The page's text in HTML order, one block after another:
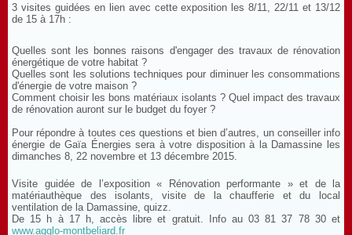
3 visites guidées en lien avec cette exposition les 8/11, 22/11 et 13/12
de 15 à 17h :
Quelles sont les bonnes raisons d'engager des travaux de rénovation
énergétique de votre habitat ?
Quelles sont les solutions techniques pour diminuer les consommations
d'énergie de votre maison ?
Comment choisir les bons matériaux isolants ? Quel impact des travaux
de rénovation auront sur le budget du foyer ?
Pour répondre à toutes ces questions et bien d’autres, un conseiller info
énergie de Gaïa Énergies sera à votre disposition à la Damassine les
dimanches 8, 22 novembre et 13 décembre 2015.
Visite guidée de l’exposition « Rénovation performante » et de la
matériauthèque des isolants, visite de la chaufferie et du local
ventilation de la Damassine, quizz.
De 15 h à 17 h, accès libre et gratuit. Info au 03 81 37 78 30 et
www.agglo-montbeliard.fr